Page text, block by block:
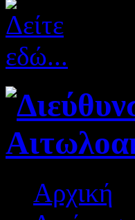
Αρχική